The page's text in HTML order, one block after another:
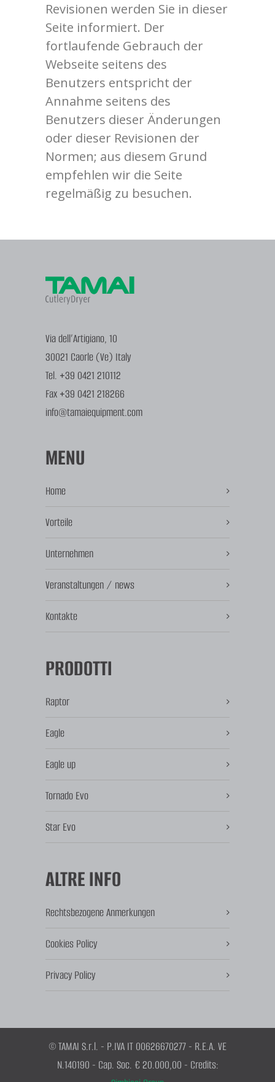
Revisionen werden Sie in dieser
Seite informiert. Der
fortlaufende Gebrauch der
Webseite seitens des
Benutzers entspricht der
Annahme seitens des
Benutzers dieser Änderungen
oder dieser Revisionen der
Normen; aus diesem Grund
empfehlen wir die Seite
regelmäßig zu besuchen.
Via dell’Artigiano, 10
30021 Caorle (Ve) Italy
Tel. +39 0421 210112
Fax +39 0421 218266
info@tamaiequipment.com
MENU
Home
Vorteile
Unternehmen
Veranstaltungen / news
Kontakte
PRODOTTI
Raptor
Eagle
Eagle up
Tornado Evo
Star Evo
ALTRE INFO
Rechtsbezogene Anmerkungen
Cookies Policy
Privacy Policy
© TAMAI S.r.l. - P.IVA IT 00626670277 - R.E.A. VE
N.140190 - Cap. Soc. € 20.000,00 - Credits: